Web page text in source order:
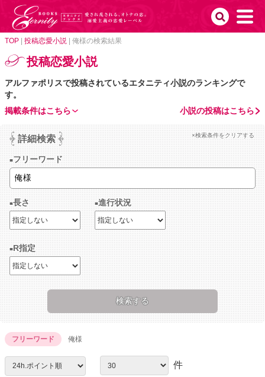
TOP 投稿恋愛小説 俺様の検索結果
投稿恋愛小説
アルファポリスで投稿されているエタニティ小説のランキングで
す。
小説の投稿はこちら
掲載条件はこちら
詳細検索 ×検索条件をクリアする
フリーワード
長さ 進行状況
R指定
フリーワード 俺様
件